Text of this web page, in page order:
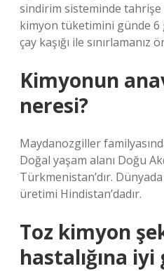
sindirim sisteminde
kimyon tüketimini günde 6
çay kaşığı ile sınırlamanız
Kimyonun
neresi?
Maydanozgiller
Doğal yaşam alanı Doğu
Türkmenistan’dır.
üretimi Hindistan’dadır.
Toz kimyon
hastalığına